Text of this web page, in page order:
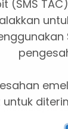
*
*
(No. Malaysia
(SMS
untuk